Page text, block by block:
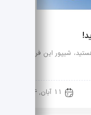
شیپور این فرصت
11 آبان, 1404